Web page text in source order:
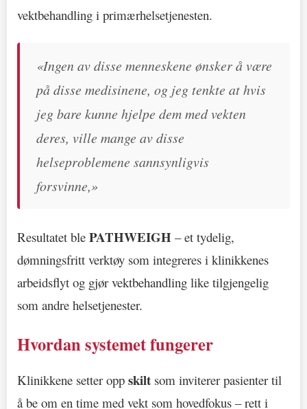
vektbehandling i primærhelsetjenesten.
«Ingen av disse menneskene ønsker å være
på disse medisinene, og jeg tenkte at hvis
jeg bare kunne hjelpe dem med vekten
deres, ville mange av disse
helseproblemene sannsynligvis
forsvinne,»
Resultatet ble PATHWEIGH – et tydelig,
dømningsfritt verktøy som integreres i klinikkenes
arbeidsflyt og gjør vektbehandling like tilgjengelig
som andre helsetjenester.
Hvordan systemet fungerer
Klinikkene setter opp skilt som inviterer pasienter til
å be om en time med vekt som hovedfokus – rett i